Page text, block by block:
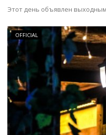
Этот день объявлен
OFFICIAL